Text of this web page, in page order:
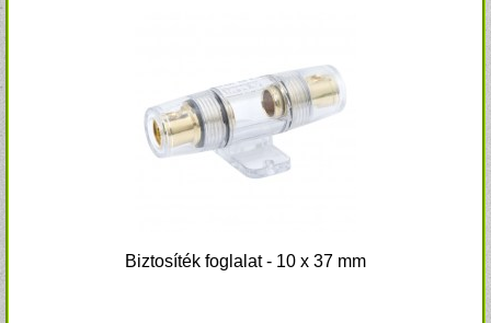
Biztosíték foglalat - 10 x 37 mm